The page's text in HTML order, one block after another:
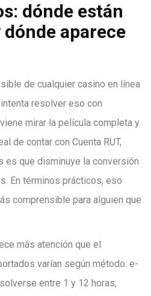
dónde están
aparece
de cualquier casino en línea
resolver eso con
mirar la película completa y
de contar con Cuenta RUT,
es que disminuye la conversión
En términos prácticos, eso
comprensible para alguien que
más atención que el
varían según método: e-
entre 1 y 12 horas,